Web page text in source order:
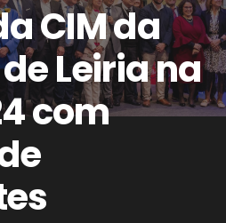
CIM da
Leiria na
com